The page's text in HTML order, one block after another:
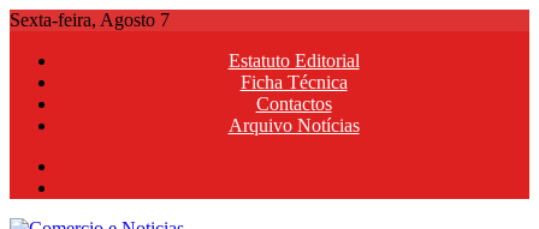
Skip
content
Sexta-feira, Agosto 7
Estatuto Editorial
Ficha Técnica
Contactos
Arquivo Notícias